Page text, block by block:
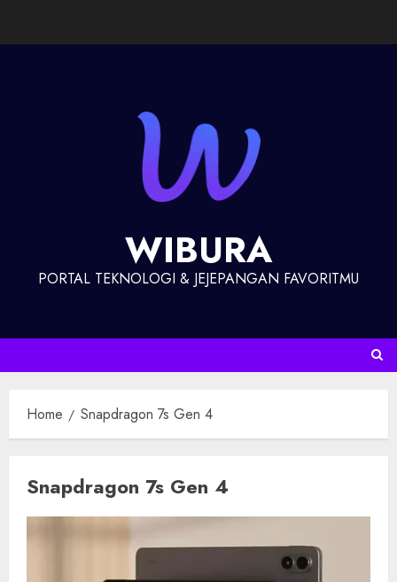
WIBURA
PORTAL TEKNOLOGI & JEJEPANGAN FAVORITMU
Home Snapdragon 7s Gen 4
Snapdragon 7s Gen 4